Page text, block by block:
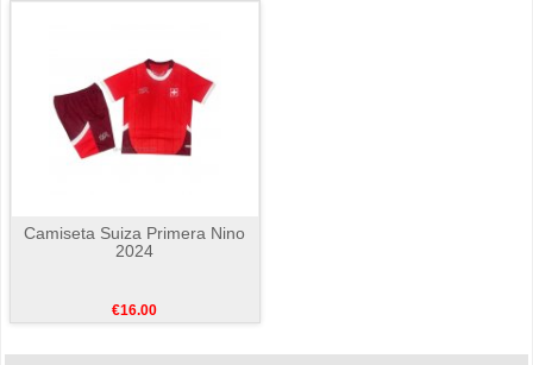
Camiseta Suiza Primera Nino
2024
€16.00